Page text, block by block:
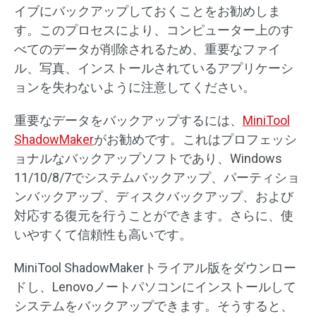
イブにバックアップしておくことをお勧めしま
す。このプロセスにより、コンピューター上のす
べてのデータが削除されるため、重要なファイ
ル、写真、インストールされているアプリケーシ
ョンを失わないように注意してください。
重要なデータをバックアップするには、 MiniTool
ShadowMakerがお勧めです。これはプロフェッシ
ョナルなバックアップソフトであり、Windows
11/10/8/7でシステムバックアップ、パーティショ
ンバックアップ、ディスクバックアップ、および
対応する復元を行うことができます。さらに、使
いやすくて信頼性も高いです。
MiniTool ShadowMakerトライアル版をダウンロー
ドし、Lenovoノートパソコンにインストールして
システムをバックアップできます。そうすると、